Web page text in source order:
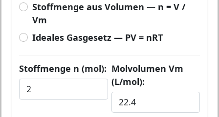
Stoffmenge aus Volumen — n = V /
Vm
Ideales Gasgesetz — PV = nRT
Stoffmenge n (mol): Molvolumen Vm
(L/mol):